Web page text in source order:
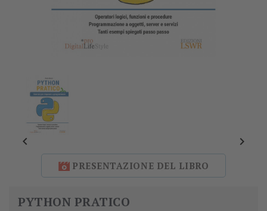
PRESENTAZIONE DEL LIBRO
 
PYTHON PRATICO